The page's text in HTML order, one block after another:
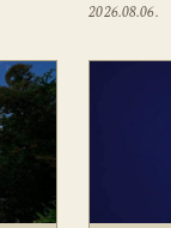
2026.08.06.